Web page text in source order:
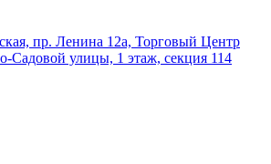
пр. Ленина 12а, Торговый Центр
Садовой улицы, 1 этаж, секция 114